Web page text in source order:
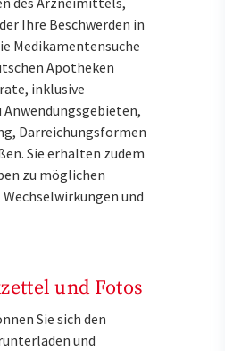
Ihre Beschwerden in
Medikamentensuche
Apotheken
inklusive
Darreichungsformen
Sie erhalten zudem
zu möglichen
und
und Fotos
Sie sich den
und